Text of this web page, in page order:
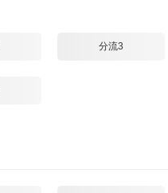
分流3